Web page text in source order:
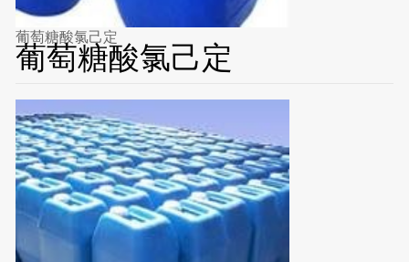
葡萄糖酸氯己定
葡萄糖酸氯己定